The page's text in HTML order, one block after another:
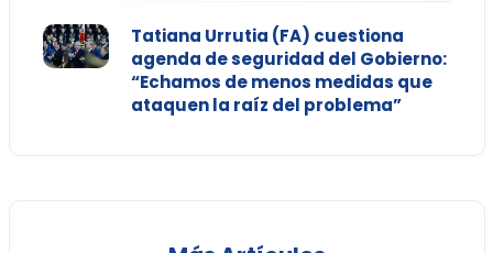
Tatiana Urrutia (FA) cuestiona
agenda de seguridad del Gobierno:
“Echamos de menos medidas que
ataquen la raíz del problema”